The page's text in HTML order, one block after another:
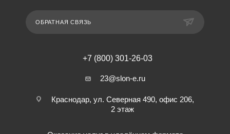
ОБРАТНАЯ СВЯЗЬ
+7 (800) 301-26-03
23@slon-e.ru
Краснодар, ул. Северная 490, офис 206,
2 этаж